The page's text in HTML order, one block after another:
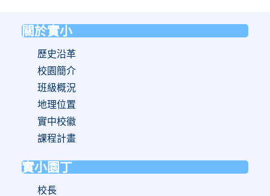
關於實小
歷史沿革
校園簡介
班級概況
地理位置
實中校徽
課程計畫
實小園丁
校長